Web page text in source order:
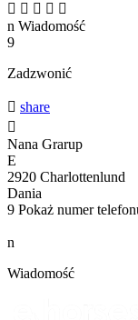
    
n Wiadomość
9
Zadzwonić
 share

Nana Grarup
E
2920 Charlottenlund
Dania
9 Pokaż numer
n
Wiadomość